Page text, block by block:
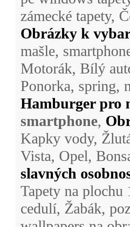
zámecké tapety,
Obrázky k
mašle,
Motorák, Bílý
Ponorka, spring,
Hamburger pro
smartphone,
Kapky vody,
Vista, Opel,
slavných
Tapety na plochu
cedulí, Žabák,